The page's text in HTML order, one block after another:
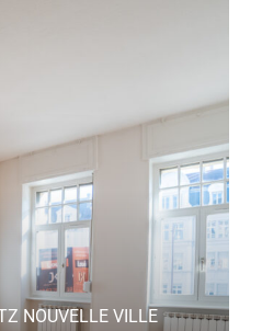
NOUVELLE VILLE